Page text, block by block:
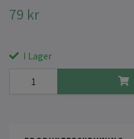
79 kr
I Lager